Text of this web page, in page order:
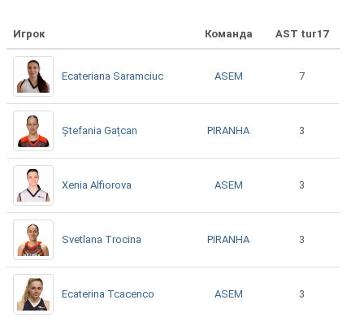
Игрок Команда AST tur17
Ecateriana Saramciuc ASEM 7
Ștefania Gațcan PIRANHA 3
Xenia Alfiorova ASEM 3
Svetlana Trocina PIRANHA 3
Ecaterina Tcacenco ASEM 3